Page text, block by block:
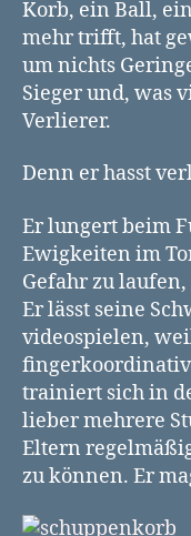
Korb, ein Ball,
mehr trifft, hat
um nichts
Sieger und, was
Verlierer.
Denn er hasst
Er lungert beim
Ewigkeiten im
Gefahr zu
Er lässt seine
videospielen,
trainiert sich in
lieber mehrere
Eltern
zu können. Er